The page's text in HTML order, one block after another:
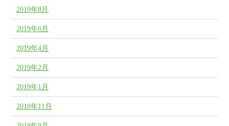
2019年8月
2019年6月
2019年4月
2019年2月
2019年1月
2018年11月